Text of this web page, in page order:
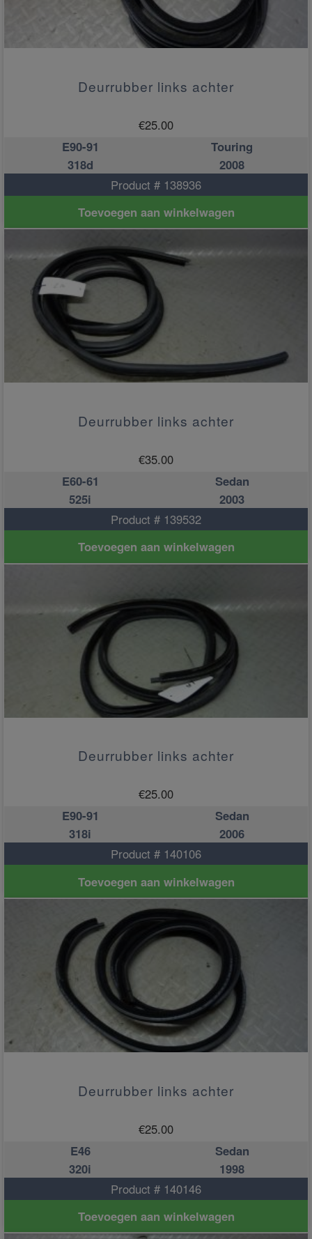
Deurrubber links achter
€25.00
E90-91
Touring
318d
2008
Product # 138936
Toevoegen aan winkelwagen
Deurrubber links achter
€35.00
E60-61
Sedan
525i
2003
Product # 139532
Toevoegen aan winkelwagen
Deurrubber links achter
€25.00
E90-91
Sedan
318i
2006
Product # 140106
Toevoegen aan winkelwagen
Deurrubber links achter
€25.00
E46
Sedan
320i
1998
Product # 140146
Toevoegen aan winkelwagen